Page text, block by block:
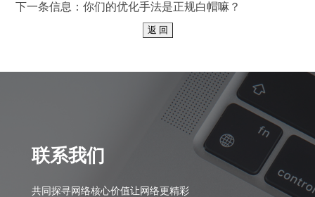
下一条信息：你们的优化手法是正规白帽嘛？
联系我们
共同探寻网络核心价值让网络更精彩